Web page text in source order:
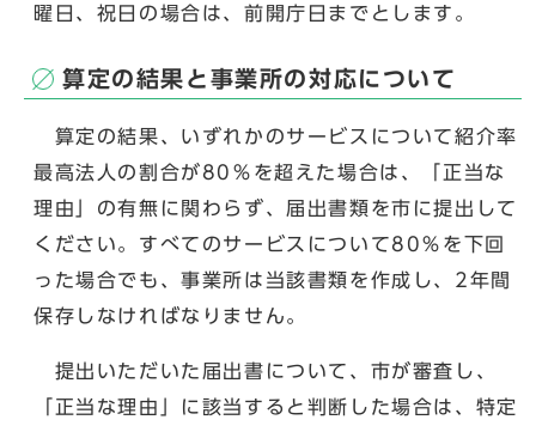
曜日、祝日の場合は、前開庁日までとします。
算定の結果と事業所の対応について
算定の結果、いずれかのサービスについて紹介率
最高法人の割合が80％を超えた場合は、「正当な
理由」の有無に関わらず、届出書類を市に提出して
ください。すべてのサービスについて80％を下回
った場合でも、事業所は当該書類を作成し、2年間
保存しなければなりません。
提出いただいた届出書について、市が審査し、
「正当な理由」に該当すると判断した場合は、特定